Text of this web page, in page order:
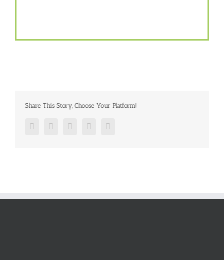
Share This Story, Choose Your Platform!
FacebookTwitter Google+Pinterest